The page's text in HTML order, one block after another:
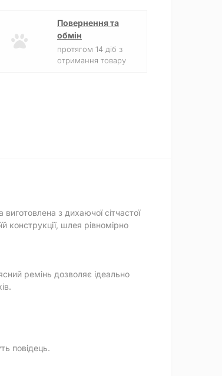
Повернення та
обмін
протягом 14 діб з
отримання товару
з дихаючої сітчастої
конструкції, шлея рівномірно
ремінь дозволяє ідеально
повідець.